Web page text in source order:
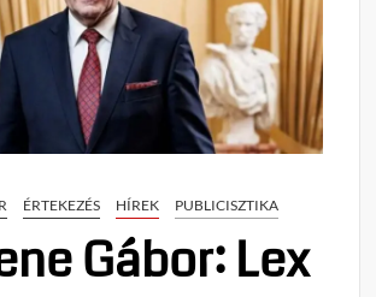
ÉRTEKEZÉS HÍREK PUBLICISZTIKA
Gábor: Lex